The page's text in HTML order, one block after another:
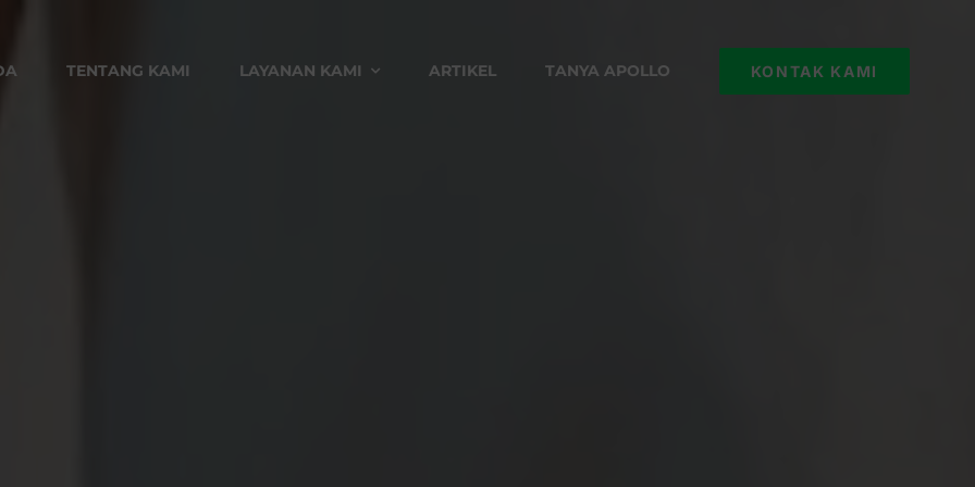
TENTANG KAMI LAYANAN KAMI ARTIKEL TANYA APOLLO KONTAK KAMI